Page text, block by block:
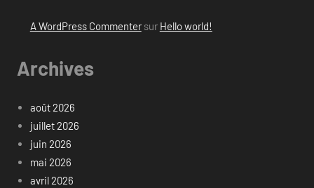
A WordPress Commentersur Hello world!
Archives
août 2026
juillet 2026
juin 2026
mai 2026
avril 2026